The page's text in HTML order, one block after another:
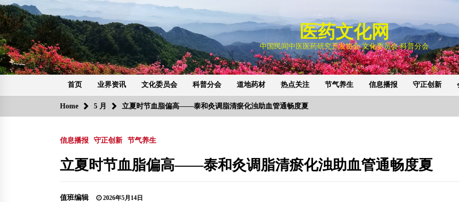
Skip
to
content
医药文化网
中国民间中医医药研究开发协会 文化委员会 科普分会
首页 业界资讯 文化委员会 科普分会 道地药材 热点关注 节气养生 信息播报 守正创新
Home 5 月 立夏时节血脂偏高——泰和灸调脂清瘀化浊助血管通畅度夏
信息播报 守正创新 节气养生
立夏时节血脂偏高——泰和灸调脂清瘀化浊助血管通畅度夏
值班编辑 2026年5月14日